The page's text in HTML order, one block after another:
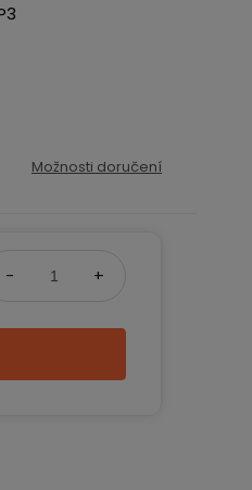
Možnosti doručení